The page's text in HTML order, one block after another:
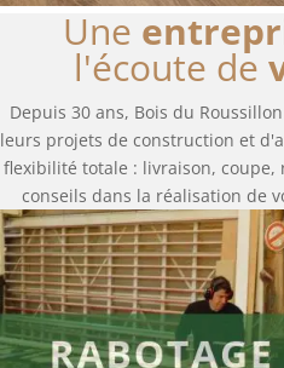
Une
l'écoute de
Depuis 30 ans, Bois du
leurs projets de construction et
flexibilité totale : livraison, coupe,
conseils dans la réalisation de